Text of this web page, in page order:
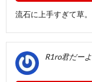
流石に上手すぎて草。
R1ro君だーよ